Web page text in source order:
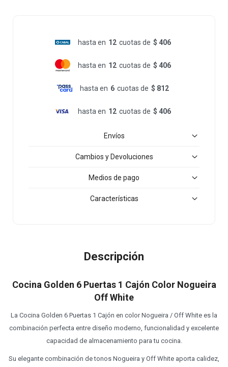
hasta en 12 cuotas de $ 406
hasta en 12 cuotas de $ 406
hasta en 6 cuotas de $ 812
hasta en 12 cuotas de $ 406
Envíos
Cambios y Devoluciones
Medios de pago
Características
Descripción
Cocina Golden 6 Puertas 1 Cajón Color Nogueira
Off White
La Cocina Golden 6 Puertas 1 Cajón en color Nogueira / Off White es la
combinación perfecta entre diseño moderno, funcionalidad y excelente
capacidad de almacenamiento para tu cocina.
Su elegante combinación de tonos Nogueira y Off White aporta calidez,